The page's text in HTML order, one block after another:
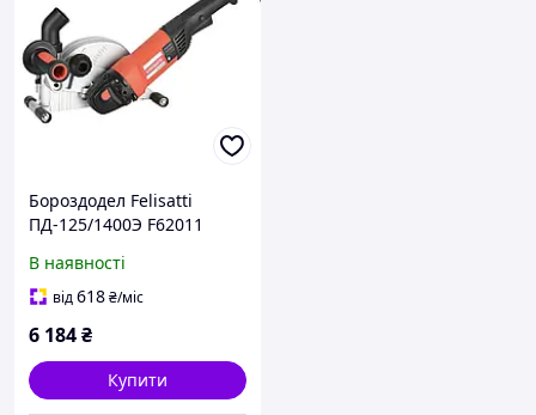
Бороздодел Felisatti
ПД-125/1400Э F62011
В наявності
від618₴/міс
6 184₴
Купити